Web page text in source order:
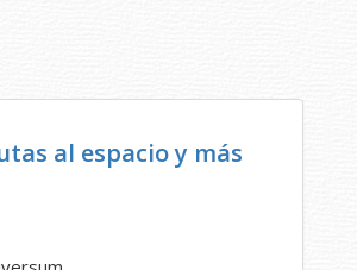
al espacio y más